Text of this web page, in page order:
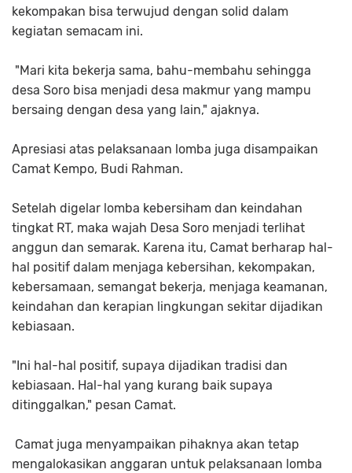
kekompakan bisa terwujud dengan solid dalam
kegiatan semacam ini.
"Mari kita bekerja sama, bahu-membahu sehingga
desa Soro bisa menjadi desa makmur yang mampu
bersaing dengan desa yang lain," ajaknya.
Apresiasi atas pelaksanaan lomba juga disampaikan
Camat Kempo, Budi Rahman.
Setelah digelar lomba kebersiham dan keindahan
tingkat RT, maka wajah Desa Soro menjadi terlihat
anggun dan semarak. Karena itu, Camat berharap hal-
hal positif dalam menjaga kebersihan, kekompakan,
kebersamaan, semangat bekerja, menjaga keamanan,
keindahan dan kerapian lingkungan sekitar dijadikan
kebiasaan.
"Ini hal-hal positif, supaya dijadikan tradisi dan
kebiasaan. Hal-hal yang kurang baik supaya
ditinggalkan," pesan Camat.
Camat juga menyampaikan pihaknya akan tetap
mengalokasikan anggaran untuk pelaksanaan lomba